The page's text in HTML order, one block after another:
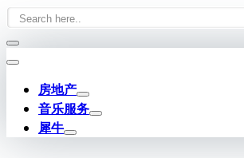
Skip
content
房地产
音乐服务
犀牛